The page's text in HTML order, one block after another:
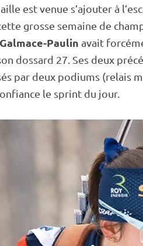
est venue s’ajouter à
grosse semaine de
Paulin avait
dossard 27. Ses deux
par deux podiums (relais
le sprint du jour.